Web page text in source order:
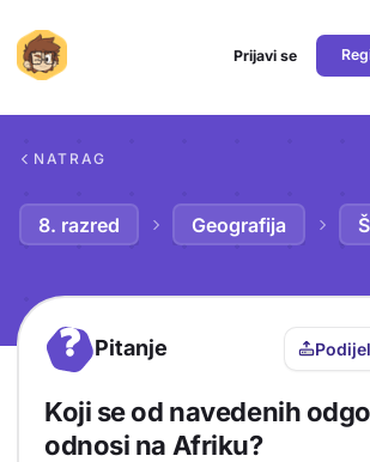
Prijavi se
NATRAG
8. razred Geografija
? Pitanje
Koji se od navedenih
odnosi na Afriku?